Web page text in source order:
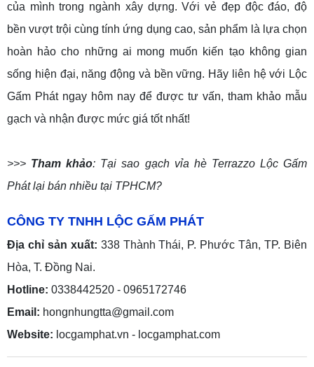
của mình trong ngành xây dựng. Với vẻ đẹp độc đáo, độ
bền vượt trội cùng tính ứng dụng cao, sản phẩm là lựa chọn
hoàn hảo cho những ai mong muốn kiến tạo không gian
sống hiện đại, năng động và bền vững. Hãy liên hệ với Lộc
Gấm Phát ngay hôm nay để được tư vấn, tham khảo mẫu
gạch và nhận được mức giá tốt nhất!
>>> Tham khảo: Tại sao gạch vỉa hè Terrazzo Lộc Gấm
Phát lại bán nhiều tại TPHCM?
CÔNG TY TNHH LỘC GẤM PHÁT
Địa chỉ sản xuất: 338 Thành Thái, P. Phước Tân, TP. Biên
Hòa, T. Đồng Nai.
Hotline: 0338442520 - 0965172746
Email: hongnhungtta@gmail.com
Website: locgamphat.vn - locgamphat.com